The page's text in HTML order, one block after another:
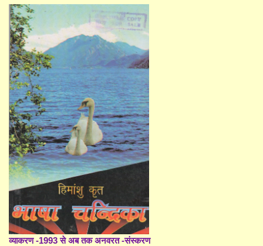
व्याकरण -1993 से अब तक अनवरत -संस्करण